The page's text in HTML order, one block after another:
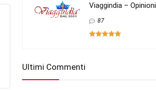
Viaggindia – Opinioni
87
Ultimi Commenti